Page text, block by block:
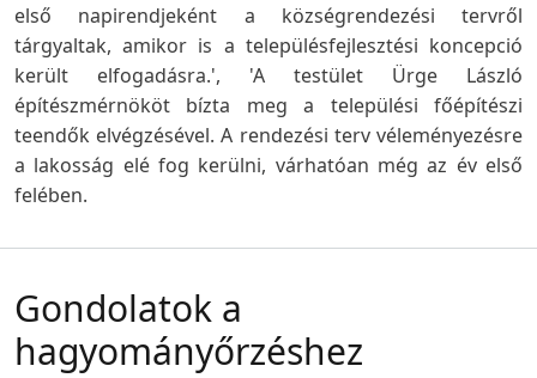
első napirendjeként a községrendezési tervről
tárgyaltak, amikor is a településfejlesztési koncepció
került elfogadásra.', 'A testület Ürge László
építészmérnököt bízta meg a települési főépítészi
teendők elvégzésével. A rendezési terv véleményezésre
a lakosság elé fog kerülni, várhatóan még az év első
felében.
Gondolatok a
hagyományőrzéshez